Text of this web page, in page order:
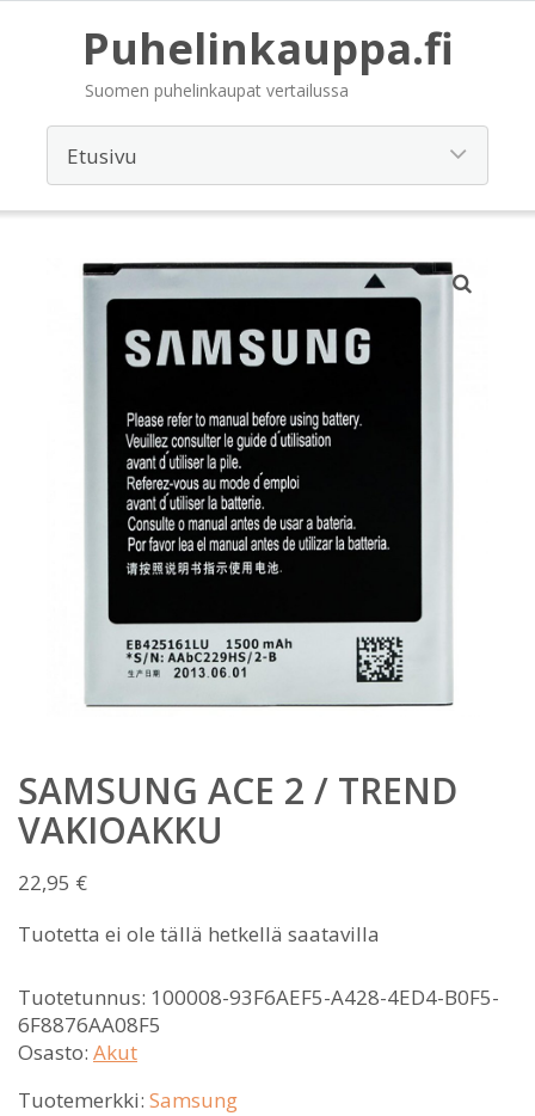
Puhelinkauppa.fi
Suomen puhelinkaupat vertailussa
SAMSUNG ACE 2 / TREND
VAKIOAKKU
22,95 €
Tuotetta ei ole tällä hetkellä saatavilla
Tuotetunnus: 100008-93F6AEF5-A428-4ED4-B0F5-
6F8876AA08F5
Osasto: Akut
Tuotemerkki: Samsung